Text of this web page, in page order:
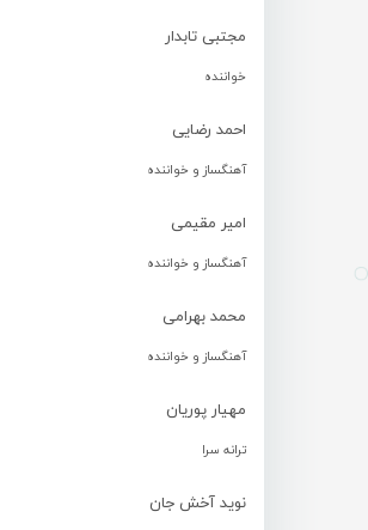
مجتبی تابدار
خواننده
احمد رضایی
آهنگساز و خواننده
امیر مقیمی
آهنگساز و خواننده
محمد بهرامی
آهنگساز و خواننده
مهیار پوریان
ترانه سرا
نوید آخش جان